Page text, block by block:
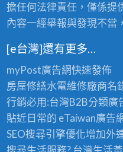
擔任何法律責任，僅係提
內容一經舉報與發現不當
[e台灣]還有更多…
myPost廣告網快速發佈
房屋修繕水電維修廠商名
行銷必用:台灣B2B分類廣
貼近日常的 eTaiwan廣告
SEO搜尋引擎優化增加外